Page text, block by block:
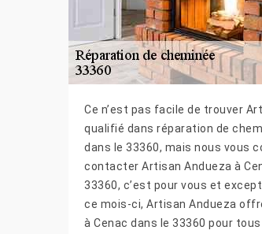
Ce n’est pas facile de trouver
qualifié dans réparation de
dans le 33360, mais nous vous
contacter Artisan Andueza à
33360, c’est pour vous et
ce mois-ci, Artisan Andueza
à Cenac dans le 33360 pour